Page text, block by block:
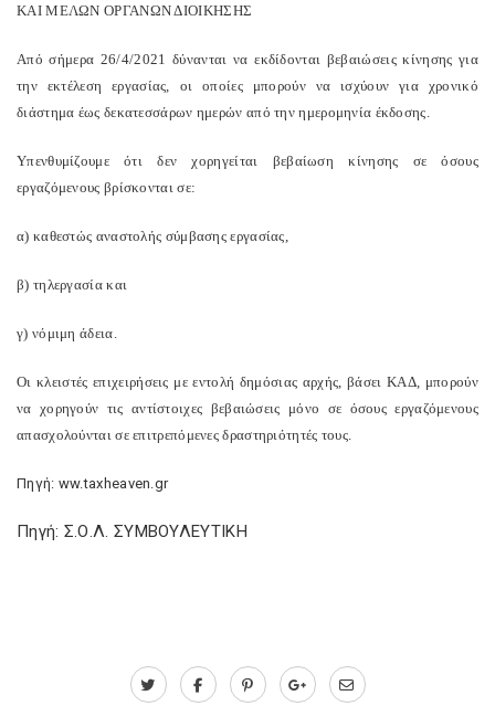
ΚΑΙ ΜΕΛΩΝ ΟΡΓΑΝΩΝ ΔΙΟΙΚΗΣΗΣ
Από σήμερα 26/4/2021 δύνανται να εκδίδονται βεβαιώσεις κίνησης για
την εκτέλεση εργασίας, οι οποίες μπορούν να ισχύουν για χρονικό
διάστημα έως δεκατεσσάρων ημερών από την ημερομηνία έκδοσης.
Υπενθυμίζουμε ότι δεν χορηγείται βεβαίωση κίνησης σε όσους
εργαζόμενους βρίσκονται σε:
α) καθεστώς αναστολής σύμβασης εργασίας,
β) τηλεργασία και
γ) νόμιμη άδεια.
Οι κλειστές επιχειρήσεις με εντολή δημόσιας αρχής, βάσει ΚΑΔ, μπορούν
να χορηγούν τις αντίστοιχες βεβαιώσεις μόνο σε όσους εργαζόμενους
απασχολούνται σε επιτρεπόμενες δραστηριότητές τους.
Πηγή: ww.taxheaven.gr
Πηγή: Σ.Ο.Λ. ΣΥΜΒΟΥΛΕΥΤΙΚΗ